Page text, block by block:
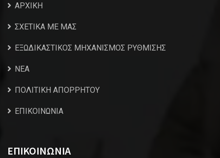
ΑΡΧΙΚΗ
ΣΧΕΤΙΚΑ ΜΕ ΜΑΣ
ΕΞΩΔΙΚΑΣΤΙΚΟΣ ΜΗΧΑΝΙΣΜΟΣ ΡΥΘΜΙΣΗΣ
NEA
ΠΟΛΙΤΙΚΗ ΑΠΟΡΡΗΤΟΥ
ΕΠΙΚΟΙΝΩΝΙΑ
ΕΠΙΚΟΙΝΩΝΙΑ